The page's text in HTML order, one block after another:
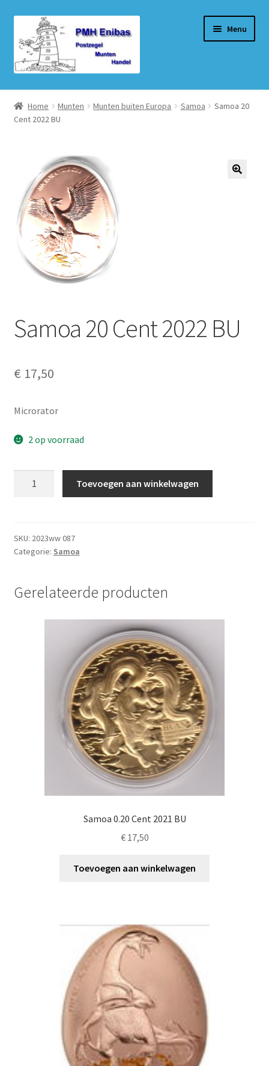
door
naar
navigatie
naar
de
inhoud
Menu
Home
Beurzen
Winkelmand
Afrekenen
Mijn account
Alg. voorw.
Home Munten Munten buiten Europa Samoa
Samoa 20
Cent 2022 BU
Samoa 20 Cent 2022 BU
€ 17,50
Microrator
2 op voorraad
BU
aantal
Toevoegen aan winkelwagen
SKU: 2023ww 087
Categorie: Samoa
Gerelateerde producten
Samoa 0.20 Cent 2021 BU
€17,50
Toevoegen aan winkelwagen